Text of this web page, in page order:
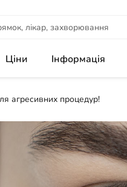
Ціни Інформація
агресивних процедур!